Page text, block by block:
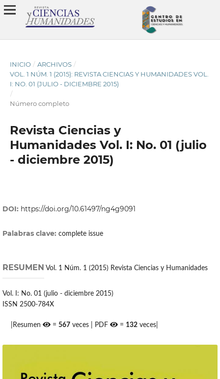
INICIO / ARCHIVOS /
VOL. 1 NÚM. 1 (2015): REVISTA CIENCIAS Y HUMANIDADES VOL.
I: NO. 01 (JULIO - DICIEMBRE 2015)
/
Número completo
Revista Ciencias y
Humanidades Vol. I: No. 01 (julio
- diciembre 2015)
DOI: https://doi.org/10.61497/ng4g9091
Palabras clave: complete issue
RESUMEN Vol. 1 Núm. 1 (2015) Revista Ciencias y Humanidades
Vol. I: No. 01 (julio - diciembre 2015)
ISSN 2500-784X
|Resumen =567 veces | PDF = 132 veces|